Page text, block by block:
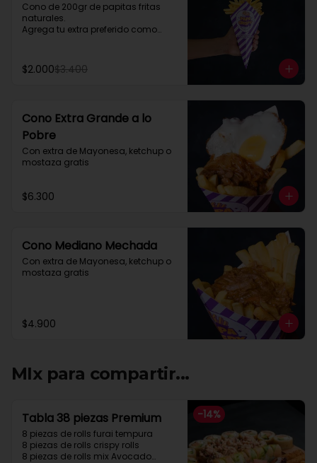
Cono de 200gr de papitas fritas
naturales.
Agrega tu extra preferido como
y mucho mas....
$2.000$3.400
Cono Extra Grande a lo
Pobre
Con extra de Mayonesa, ketchup o
mostaza gratis
$6.300
Cono Mediano Mechada
Con extra de Mayonesa, ketchup o
mostaza gratis
$4.900
MIx para compartir...
-14%
Tabla 38 piezas Premium
8 piezas de rolls furai tempura
8 piezas de rolls crispy rolls
8 piezas de rolls mix Avocado